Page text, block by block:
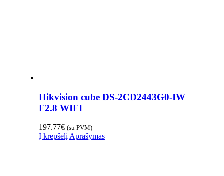
Hikvision cube DS-2CD2443G0-IW
F2.8 WIFI
197.77€ (su PVM)
Į krepšelį Aprašymas